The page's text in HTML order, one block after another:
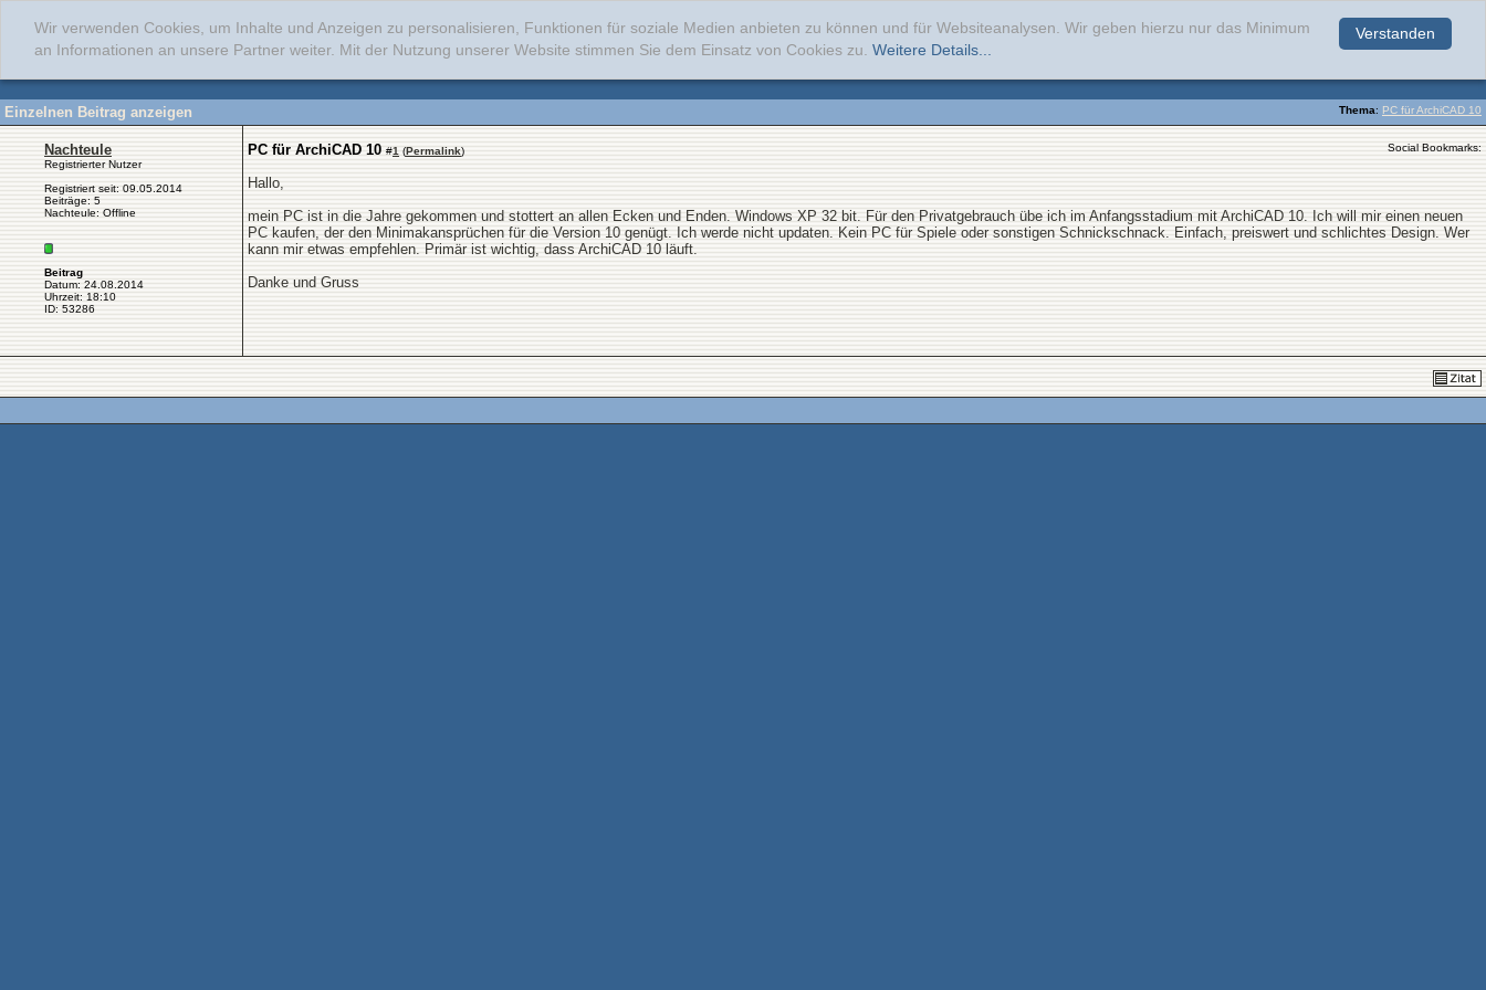
Verstanden
Wir verwenden Cookies, um Inhalte und Anzeigen zu personalisieren, Funktionen für soziale Medien anbieten zu können und für Websiteanalysen. Wir geben hierzu nur das Minimum
an Informationen an unsere Partner weiter. Mit der Nutzung unserer Website stimmen Sie dem Einsatz von Cookies zu. Weitere Details...
Thema: PC für ArchiCAD 10
Einzelnen Beitrag anzeigen
Nachteule
Registrierter Nutzer
Registriert seit: 09.05.2014
Beiträge: 5
Nachteule: Offline
Beitrag
Datum: 24.08.2014
Uhrzeit: 18:10
ID: 53286
PC für ArchiCAD 10 #1 (Permalink) Social Bookmarks:
Hallo,
mein PC ist in die Jahre gekommen und stottert an allen Ecken und Enden. Windows XP 32 bit. Für den Privatgebrauch übe ich im Anfangsstadium mit ArchiCAD 10. Ich will mir einen neuen
PC kaufen, der den Minimakansprüchen für die Version 10 genügt. Ich werde nicht updaten. Kein PC für Spiele oder sonstigen Schnickschnack. Einfach, preiswert und schlichtes Design. Wer
kann mir etwas empfehlen. Primär ist wichtig, dass ArchiCAD 10 läuft.
Danke und Gruss